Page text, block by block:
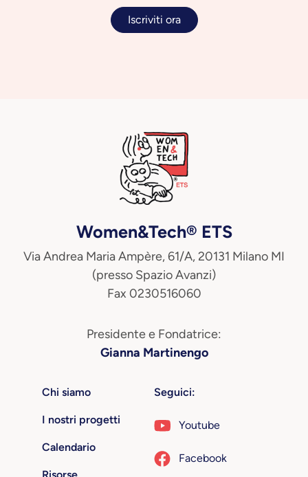
Iscriviti ora
Women&Tech® ETS
Via Andrea Maria Ampère, 61/A, 20131 Milano MI
(presso Spazio Avanzi)
Fax 0230516060
Presidente e Fondatrice:
Gianna Martinengo
Chi siamo
I nostri progetti
Calendario
Seguici:
Youtube
Facebook